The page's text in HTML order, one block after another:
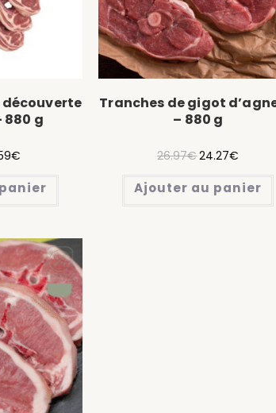
découverte
880 g
€
Tranches de gigot
– 880 g
26.97€24.27€
Ajouter au panier